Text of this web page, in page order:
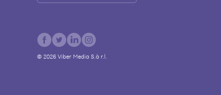
© 2026 Viber Media S.à r.l.